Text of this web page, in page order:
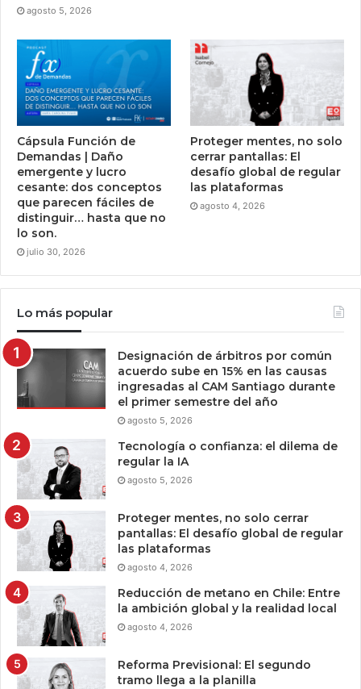
agosto 5, 2026
Cápsula Función de
Demandas | Daño
emergente y lucro
cesante: dos conceptos
que parecen fáciles de
distinguir… hasta que no
lo son.
julio 30, 2026
Proteger mentes, no solo
cerrar pantallas: El
desafío global de regular
las plataformas
agosto 4, 2026
Lo más popular
Designación de árbitros por común
acuerdo sube en 15% en las causas
ingresadas al CAM Santiago durante
el primer semestre del año
agosto 5, 2026
Tecnología o confianza: el dilema de
regular la IA
agosto 5, 2026
Proteger mentes, no solo cerrar
pantallas: El desafío global de regular
las plataformas
agosto 4, 2026
Reducción de metano en Chile: Entre
la ambición global y la realidad local
agosto 4, 2026
Reforma Previsional: El segundo
tramo llega a la planilla